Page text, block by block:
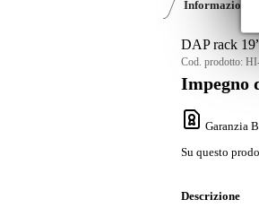
Informazioni
DAP rack
Cod. prodotto:
Impegno
Garanzia
Su questo
Descrizione